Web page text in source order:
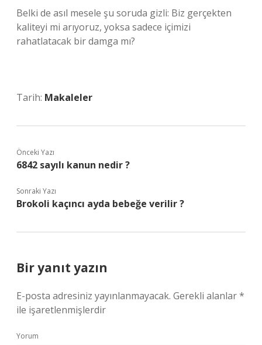
Belki de asıl mesele şu soruda gizli: Biz gerçekten
kaliteyi mi arıyoruz, yoksa sadece içimizi
rahatlatacak bir damga mı?
Tarih: Makaleler
Önceki Yazı
6842 sayılı kanun nedir ?
Sonraki Yazı
Brokoli kaçıncı ayda bebeğe verilir ?
Bir yanıt yazın
E-posta adresiniz yayınlanmayacak. Gerekli alanlar*
ile işaretlenmişlerdir
Yorum